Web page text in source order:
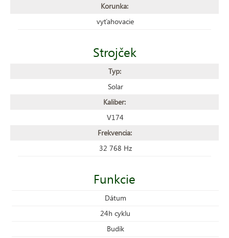
Korunka:
vyťahovacie
Strojček
Typ:
Solar
Kaliber:
V174
Frekvencia:
32 768 Hz
Funkcie
Dátum
24h cyklu
Budík